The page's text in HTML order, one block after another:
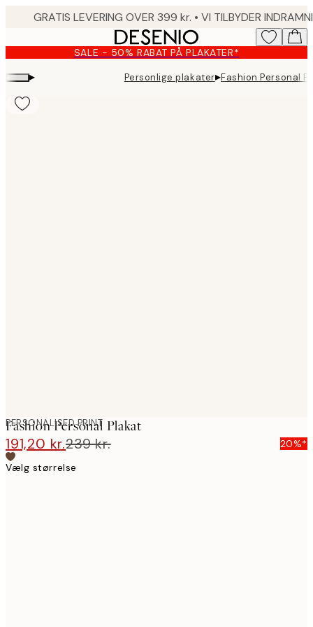
content.
SALE - 50% RABAT PÅ PLAKATER*
▸ Personlige plakater▸Fashion Personal
PERSONALISED PRINT
Fashion Personal Plakat
191,20 kr.239 kr.
20%*
Vælg størrelse